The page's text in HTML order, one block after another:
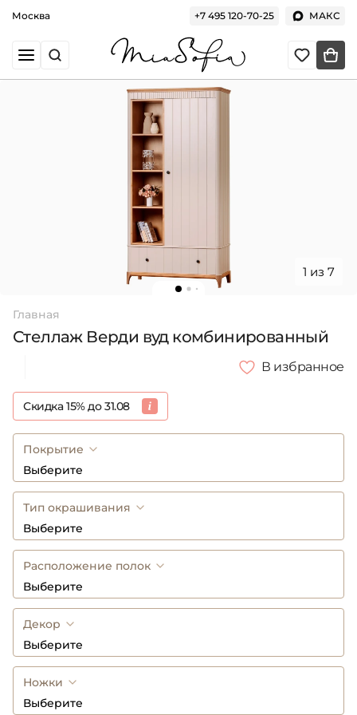
Москва +7 495 120-70-25 МАКС
1 из 7
Главная
Стеллаж Верди вуд комбинированный
В избранное
Скидка 15% до 31.08
Покрытие
Выберите
Тип окрашивания
Выберите
Расположение полок
Выберите
Декор
Выберите
Ножки
Выберите